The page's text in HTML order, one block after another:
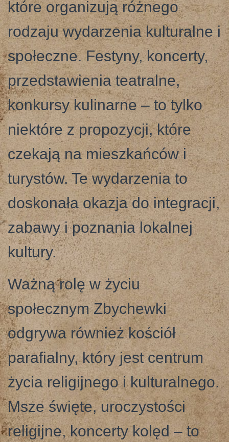
które organizują różnego
rodzaju wydarzenia kulturalne i
społeczne. Festyny, koncerty,
przedstawienia teatralne,
konkursy kulinarne – to tylko
niektóre z propozycji, które
czekają na mieszkańców i
turystów. Te wydarzenia to
doskonała okazja do integracji,
zabawy i poznania lokalnej
kultury.
Ważną rolę w życiu
społecznym Zbychewki
odgrywa również kościół
parafialny, który jest centrum
życia religijnego i kulturalnego.
Msze święte, uroczystości
religijne, koncerty kolęd – to